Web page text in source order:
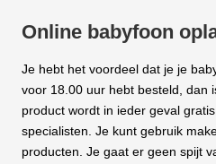
Online babyfoon
Je hebt het voordeel dat je je
voor 18.00 uur hebt besteld, dan
product wordt in ieder geval
specialisten. Je kunt gebruik
producten. Je gaat er geen spijt